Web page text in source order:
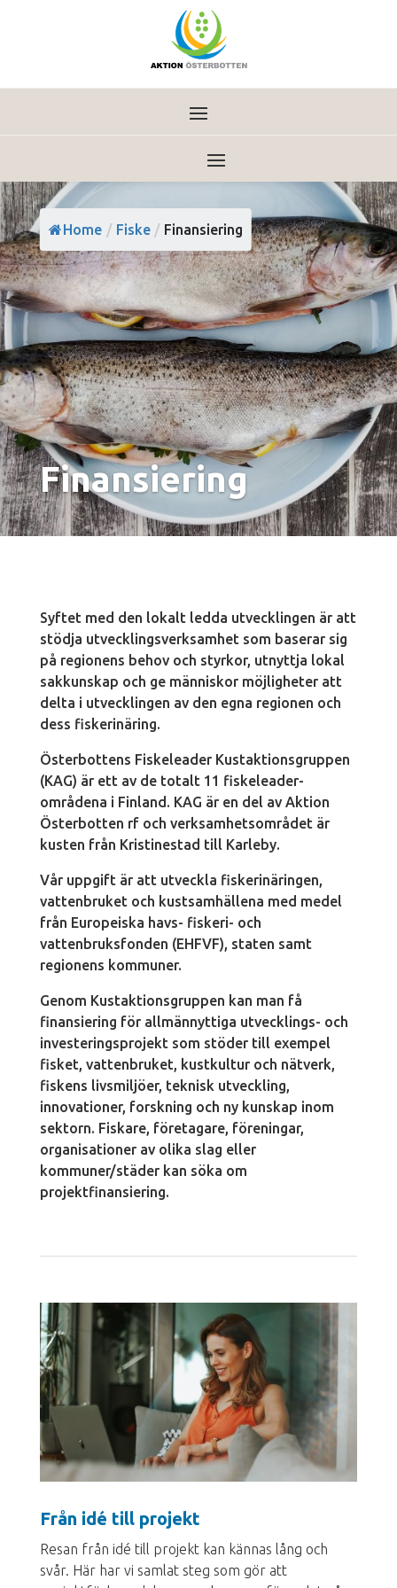
Home / Fiske / Finansiering
Finansiering
Syftet med den lokalt ledda utvecklingen är att
stödja utvecklingsverksamhet som baserar sig
på regionens behov och styrkor, utnyttja lokal
sakkunskap och ge människor möjligheter att
delta i utvecklingen av den egna regionen och
dess fiskerinäring.
Österbottens Fiskeleader Kustaktionsgruppen
(KAG) är ett av de totalt 11 fiskeleader-
områdena i Finland. KAG är en del av Aktion
Österbotten rf och verksamhetsområdet är
kusten från Kristinestad till Karleby.
Vår uppgift är att utveckla fiskerinäringen,
vattenbruket och kustsamhällena med medel
från Europeiska havs- fiskeri- och
vattenbruksfonden (EHFVF), staten samt
regionens kommuner.
Genom Kustaktionsgruppen kan man få
finansiering för allmännyttiga utvecklings- och
investeringsprojekt som stöder till exempel
fisket, vattenbruket, kustkultur och nätverk,
fiskens livsmiljöer, teknisk utveckling,
innovationer, forskning och ny kunskap inom
sektorn. Fiskare, företagare, föreningar,
organisationer av olika slag eller
kommuner/städer kan söka om
projektfinansiering.
Från idé till projekt
Resan från idé till projekt kan kännas lång och
svår. Här har vi samlat steg som gör att